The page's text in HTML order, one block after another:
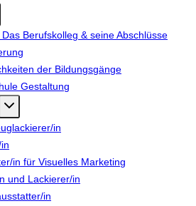
Berufskolleg & seine Abschlüsse
der Bildungsgänge
Gestaltung
in
in für Visuelles Marketing
und Lackierer/in
in